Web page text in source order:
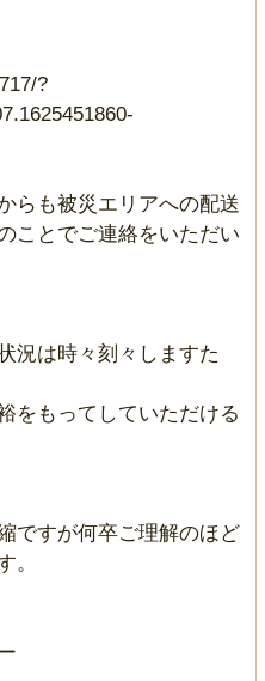
?
らも被災エリアへの配送
ことでご連絡をいただい
況は時々刻々しますた
をもってしていただける
ですが何卒ご理解のほど
。